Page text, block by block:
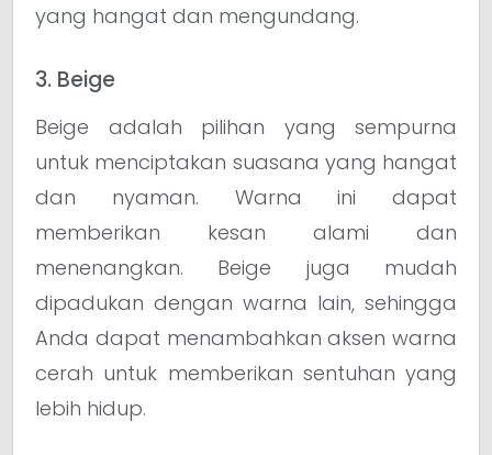
yang hangat dan mengundang.
3. Beige
Beige adalah pilihan yang sempurna
untuk menciptakan suasana yang hangat
dan nyaman. Warna ini dapat
memberikan kesan alami dan
menenangkan. Beige juga mudah
dipadukan dengan warna lain, sehingga
Anda dapat menambahkan aksen warna
cerah untuk memberikan sentuhan yang
lebih hidup.